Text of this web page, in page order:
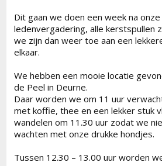
Dit gaan we doen een week na
ledenvergadering, alle kerstspullen
we zijn dan weer toe aan een
elkaar.
We hebben een mooie locatie
de Peel in Deurne.
Daar worden we om 11 uur
met koffie, thee en een lekker stuk
wandelen om 11.30 uur zodat we
wachten met onze drukke hondjes.
Tussen 12.30 – 13.00 uur worden